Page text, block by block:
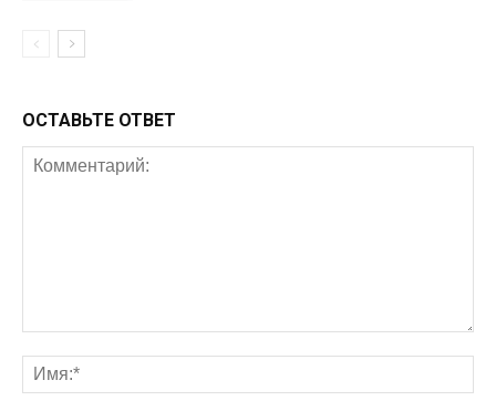
ОСТАВЬТЕ ОТВЕТ